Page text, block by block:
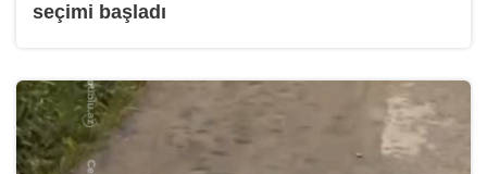
seçimi başladı